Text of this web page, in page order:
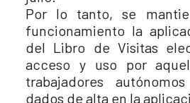
Por lo tanto, se
funcionamiento la
del Libro de Visitas
acceso y uso por
trabajadores
dados de alta en la